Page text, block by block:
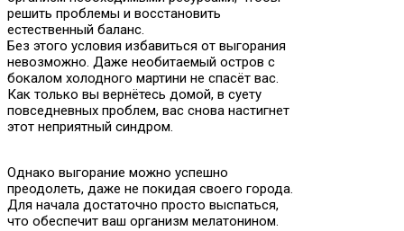
решить проблемы и восстановить
естественный баланс.
Без этого условия избавиться от выгорания
невозможно. Даже необитаемый остров с
бокалом холодного мартини не спасёт вас.
Как только вы вернётесь домой, в суету
повседневных проблем, вас снова настигнет
этот неприятный синдром.
Однако выгорание можно успешно
преодолеть, даже не покидая своего города.
Для начала достаточно просто выспаться,
что обеспечит ваш организм мелатонином.